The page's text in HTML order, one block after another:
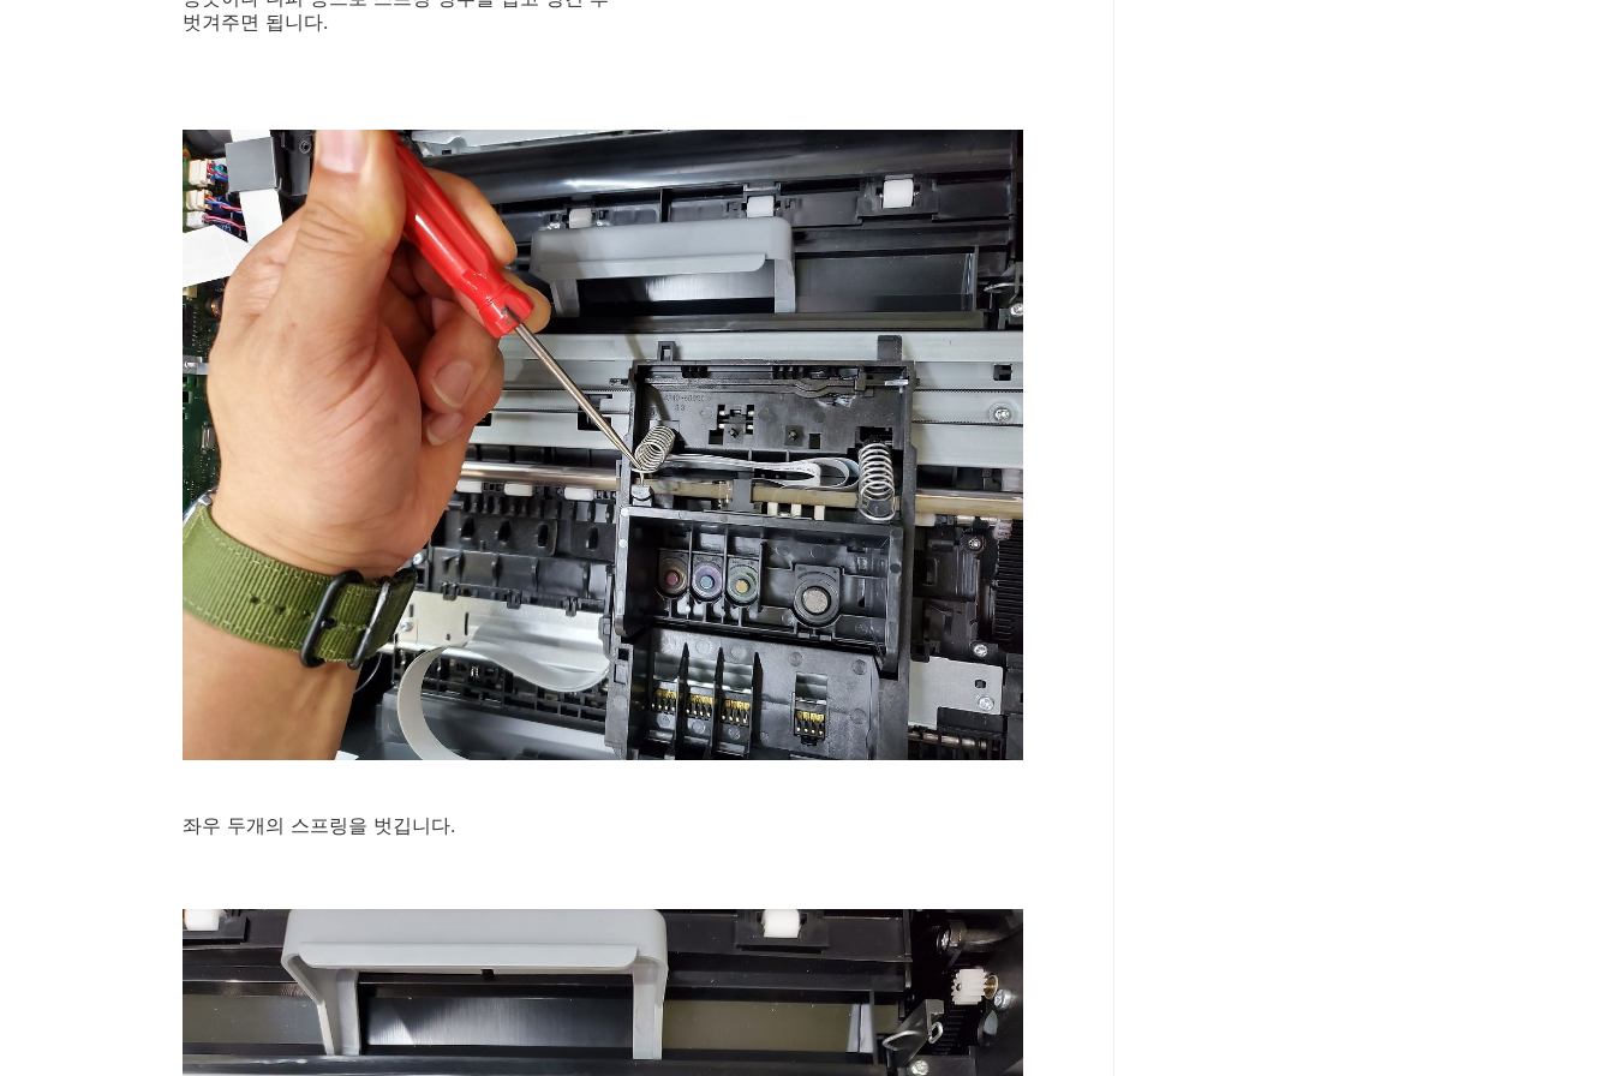
벗겨주면 됩니다.
좌우 두개의 스프링을 벗깁니다.